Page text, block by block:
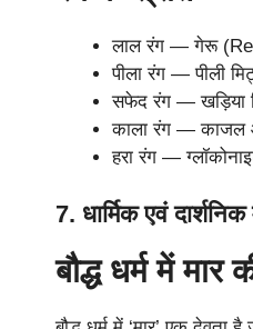
लाल रंग — गेरू
पीला रंग — पीली
सफेद रंग — खड़िया
काला रंग — काजल
हरा रंग —
7. धार्मिक एवं
बौद्ध धर्म में मार